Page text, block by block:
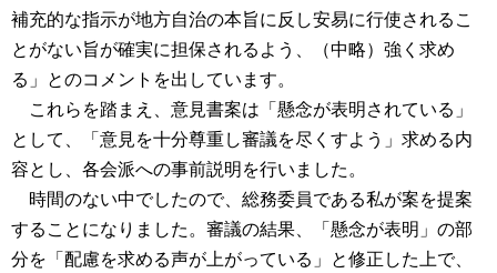
補充的な指示が地方自治の本旨に反し安易に行使されるこ
とがない旨が確実に担保されるよう、（中略）強く求め
る」とのコメントを出しています。
これらを踏まえ、意見書案は「懸念が表明されている」
として、「意見を十分尊重し審議を尽くすよう」求める内
容とし、各会派への事前説明を行いました。
時間のない中でしたので、総務委員である私が案を提案
することになりました。審議の結果、「懸念が表明」の部
分を「配慮を求める声が上がっている」と修正した上で、